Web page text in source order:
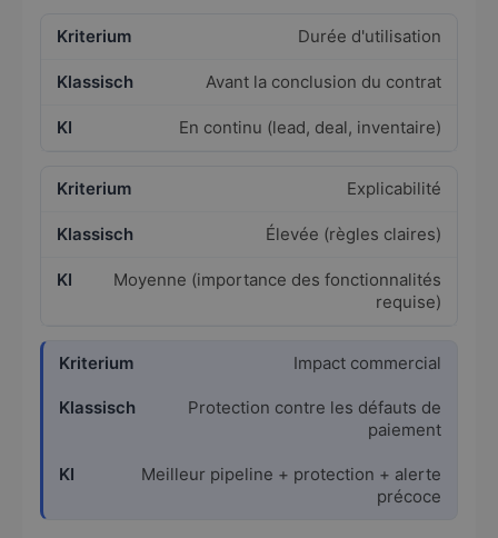
Durée d'utilisation
Avant la conclusion du contrat
En continu (lead, deal, inventaire)
Explicabilité
Élevée (règles claires)
Moyenne (importance des fonctionnalités
requise)
Impact commercial
Protection contre les défauts de
paiement
Meilleur pipeline + protection + alerte
précoce